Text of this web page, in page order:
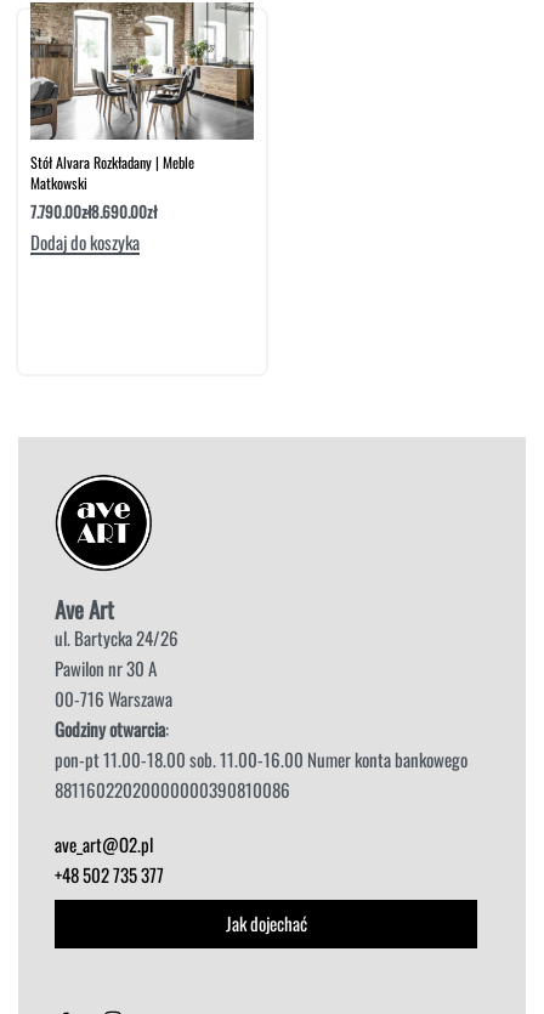
STOŁY
SZAFKI I KOMODY
Stół Alvara Rozkładany | Meble
Matkowski
7.790.00zł8.690.00zł
Dodaj do koszyka
Ave Art
ul. Bartycka 24/26
Pawilon nr 30 A
00-716 Warszawa
Godziny otwarcia:
pon-pt 11.00-18.00 sob. 11.00-16.00 Numer konta bankowego
88116022020000000390810086
ave_art@O2.pl
+48 502 735 377
Jak dojechać